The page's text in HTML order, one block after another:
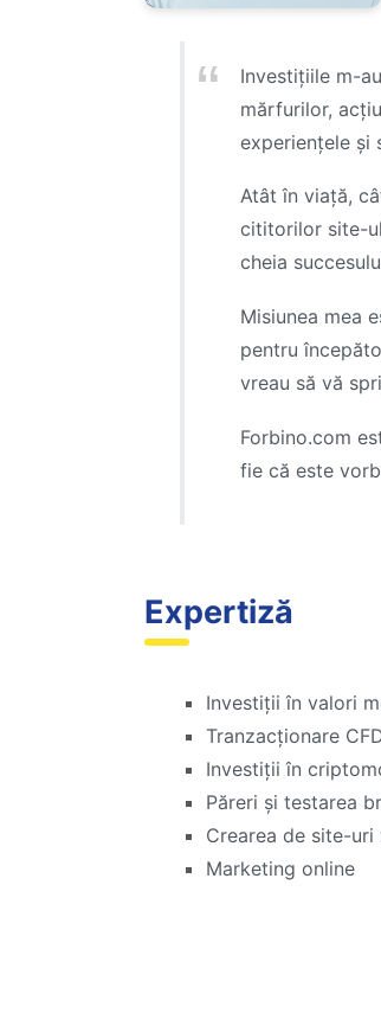
Investițiile m-
mărfurilor,
experiențele și
Atât în viață,
cititorilor site-
cheia
Misiunea mea
pentru
vreau să vă
Forbino.com
fie că este
Expertiză
Investiții în valori
Tranzacționare
Investiții în
Păreri și testarea
Crearea de site-uri
Marketing online